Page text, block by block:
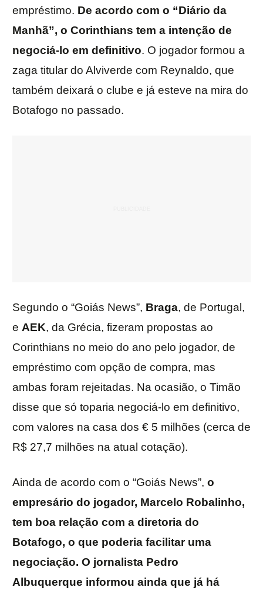
empréstimo. De acordo com o “Diário da
Manhã”, o Corinthians tem a intenção de
negociá-lo em definitivo. O jogador formou a
zaga titular do Alviverde com Reynaldo, que
também deixará o clube e já esteve na mira do
Botafogo no passado.
Segundo o “Goiás News”, Braga, de Portugal,
e AEK, da Grécia, fizeram propostas ao
Corinthians no meio do ano pelo jogador, de
empréstimo com opção de compra, mas
ambas foram rejeitadas. Na ocasião, o Timão
disse que só toparia negociá-lo em definitivo,
com valores na casa dos € 5 milhões (cerca de
R$ 27,7 milhões na atual cotação).
Ainda de acordo com o “Goiás News”, o
empresário do jogador, Marcelo Robalinho,
tem boa relação com a diretoria do
Botafogo, o que poderia facilitar uma
negociação. O jornalista Pedro
Albuquerque informou ainda que já há